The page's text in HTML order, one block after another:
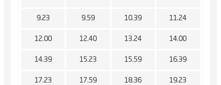
9.23 9.59 10.39 11.24
12.00 12.40 13.24 14.00
14.39 15.23 15.59 16.39
17.23 17.59 18.36 19.23